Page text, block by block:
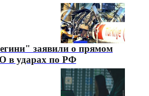
заявили о прямом
в ударах по РФ